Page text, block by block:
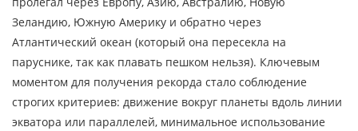
Зеландию, Южную Америку и обратно через
Атлантический океан (который она пересекла на
паруснике, так как плавать пешком нельзя). Ключевым
моментом для получения рекорда стало соблюдение
строгих критериев: движение вокруг планеты вдоль линии
экватора или параллелей, минимальное использование